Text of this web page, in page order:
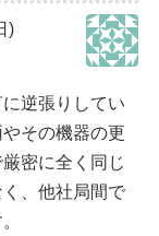
)
逆張りしてい
その機器の更
密に全く同じ
、他社局間で